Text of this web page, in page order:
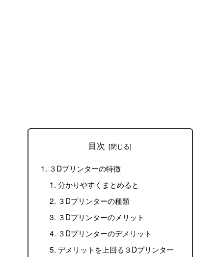
目次
３Dプリンターの特徴
分かりやすくまとめると
３Dプリンターの種類
３Dプリンターのメリット
３Dプリンターのデメリット
デメリットを上回る３Dプリンター